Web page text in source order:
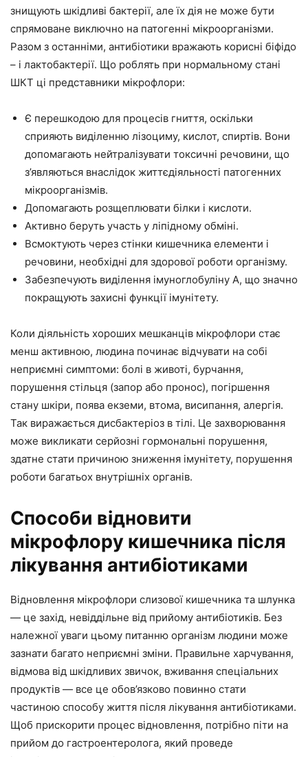
знищують шкідливі бактерії, але їх дія не може бути
спрямоване виключно на патогенні мікроорганізми.
Разом з останніми, антибіотики вражають корисні біфідо
– і лактобактерії. Що роблять при нормальному стані
ШКТ ці представники мікрофлори:
Є перешкодою для процесів гниття, оскільки
сприяють виділенню лізоциму, кислот, спиртів. Вони
допомагають нейтралізувати токсичні речовини, що
з’являються внаслідок життєдіяльності патогенних
мікроорганізмів.
Допомагають розщеплювати білки і кислоти.
Активно беруть участь у ліпідному обміні.
Всмоктують через стінки кишечника елементи і
речовини, необхідні для здорової роботи організму.
Забезпечують виділення імуноглобуліну А, що значно
покращують захисні функції імунітету.
Коли діяльність хороших мешканців мікрофлори стає
менш активною, людина починає відчувати на собі
неприємні симптоми: болі в животі, бурчання,
порушення стільця (запор або пронос), погіршення
стану шкіри, поява екземи, втома, висипання, алергія.
Так виражається дисбактеріоз в тілі. Це захворювання
може викликати серйозні гормональні порушення,
здатне стати причиною зниження імунітету, порушення
роботи багатьох внутрішніх органів.
Способи відновити
мікрофлору кишечника після
лікування антибіотиками
Відновлення мікрофлори слизової кишечника та шлунка
— це захід, невіддільне від прийому антибіотиків. Без
належної уваги цьому питанню організм людини може
зазнати багато неприємні зміни. Правильне харчування,
відмова від шкідливих звичок, вживання спеціальних
продуктів — все це обов’язково повинно стати
частиною способу життя після лікування антибіотиками.
Щоб прискорити процес відновлення, потрібно піти на
прийом до гастроентеролога, який проведе